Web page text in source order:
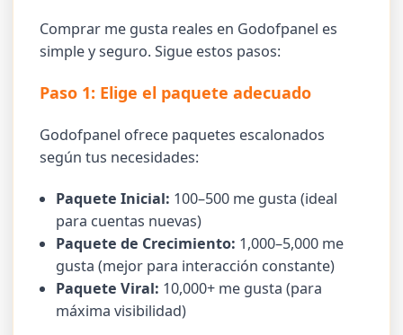
Comprar me gusta reales en Godofpanel es
simple y seguro. Sigue estos pasos:
Paso 1: Elige el paquete adecuado
Godofpanel ofrece paquetes escalonados
según tus necesidades:
Paquete Inicial: 100–500 me gusta (ideal
para cuentas nuevas)
Paquete de Crecimiento: 1,000–5,000 me
gusta (mejor para interacción constante)
Paquete Viral: 10,000+ me gusta (para
máxima visibilidad)